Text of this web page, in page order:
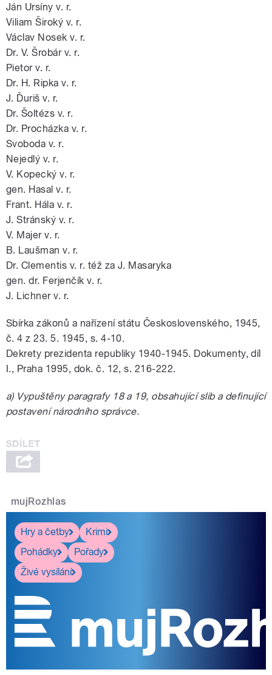
Ján Ursíny v. r.
Viliam Široký v. r.
Václav Nosek v. r.
Dr. V. Šrobár v. r.
Pietor v. r.
Dr. H. Ripka v. r.
J. Ďuriš v. r.
Dr. Šoltézs v. r.
Dr. Procházka v. r.
Svoboda v. r.
Nejedlý v. r.
V. Kopecký v. r.
gen. Hasal v. r.
Frant. Hála v. r.
J. Stránský v. r.
V. Majer v. r.
B. Laušman v. r.
Dr. Clementis v. r. též za J. Masaryka
gen. dr. Ferjenčík v. r.
J. Lichner v. r.
Sbírka zákonů a nařízení státu Československého, 1945,
č. 4 z 23. 5. 1945, s. 4-10.
Dekrety prezidenta republiky 1940-1945. Dokumenty, díl
I., Praha 1995, dok. č. 12, s. 216-222.
a) Vypuštěny paragrafy 18 a 19, obsahující slib a definující
postavení národního správce.
mujRozhlas
Hry a četby
Krimi
Pohádky
Pořady
Živé vysílání